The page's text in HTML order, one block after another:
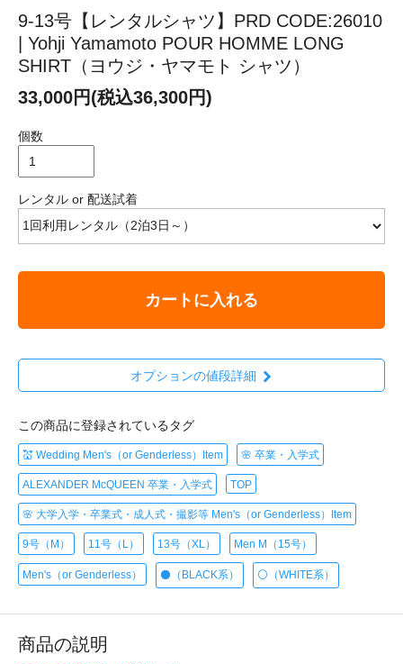
9-13号【レンタルシャツ】PRD CODE:26010
| Yohji Yamamoto POUR HOMME LONG
SHIRT（ヨウジ・ヤマモト シャツ）
33,000円(税込36,300円)
個数
レンタル or 配送試着
カートに入れる
オプションの値段詳細
この商品に登録されているタグ
💒 Wedding Men's（or Genderless）Item 🌸 卒業・入学式
ALEXANDER McQUEEN 卒業・入学式 TOP
🌸 大学入学・卒業式・成人式・撮影等 Men's（or Genderless）Item
9号（M） 11号（L） 13号（XL） Men M（15号）
Men's（or Genderless） ⚫️（BLACK系） ⚪️（WHITE系）
商品の説明